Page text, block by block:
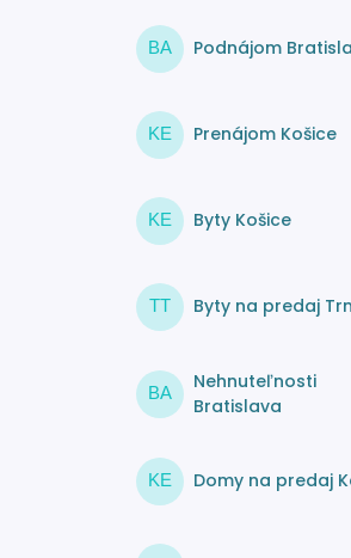
BA Podnájom
KE Prenájom Košice
KE Byty Košice
TT Byty na predaj
BA
Nehnuteľnosti
Bratislava
KE Domy na predaj